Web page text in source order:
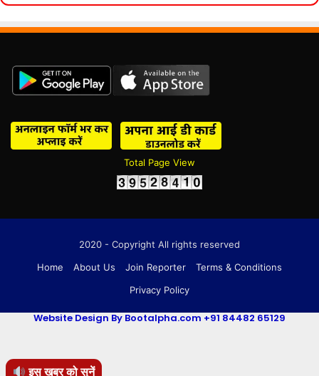
इस खबर को सुनें
Total Page View
2020 - Copyright All rights reserved
Home
About Us Join Reporter
Terms & Conditions
Privacy Policy
Website Design By Bootalpha.com +91 84482 65129